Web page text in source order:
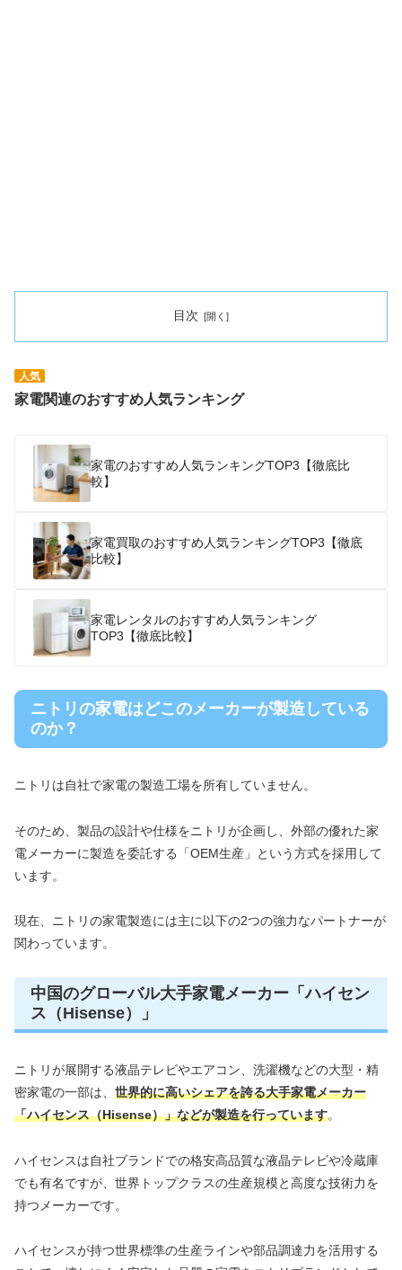
目次
人気
家電関連のおすすめ人気ランキング
家電のおすすめ人気ランキングTOP3【徹底比
較】
家電買取のおすすめ人気ランキングTOP3【徹底
比較】
家電レンタルのおすすめ人気ランキング
TOP3【徹底比較】
ニトリの家電はどこのメーカーが製造している
のか？
ニトリは自社で家電の製造工場を所有していません。
そのため、製品の設計や仕様をニトリが企画し、外部の優れた家
電メーカーに製造を委託する「OEM生産」という方式を採用して
います。
現在、ニトリの家電製造には主に以下の2つの強力なパートナーが
関わっています。
中国のグローバル大手家電メーカー「ハイセン
ス（Hisense）」
ニトリが展開する液晶テレビやエアコン、洗濯機などの大型・精
密家電の一部は、 世界的に高いシェアを誇る大手家電メーカー
「ハイセンス（Hisense）」などが製造を行っています。
ハイセンスは自社ブランドでの格安高品質な液晶テレビや冷蔵庫
でも有名ですが、世界トップクラスの生産規模と高度な技術力を
持つメーカーです。
ハイセンスが持つ世界標準の生産ラインや部品調達力を活用する